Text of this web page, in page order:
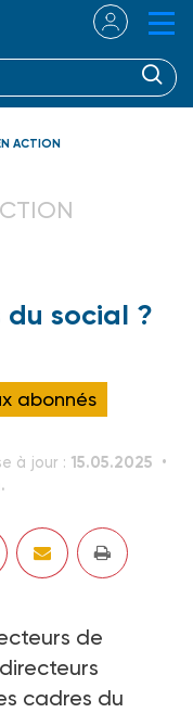
ACTION
du social ?
abonnés
à jour : 15.05.2025
de
cadres du